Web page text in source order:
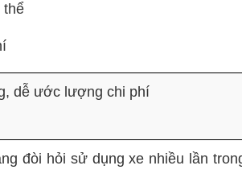
thể
dễ ước lượng chi phí
đòi hỏi sử dụng xe nhiều lần